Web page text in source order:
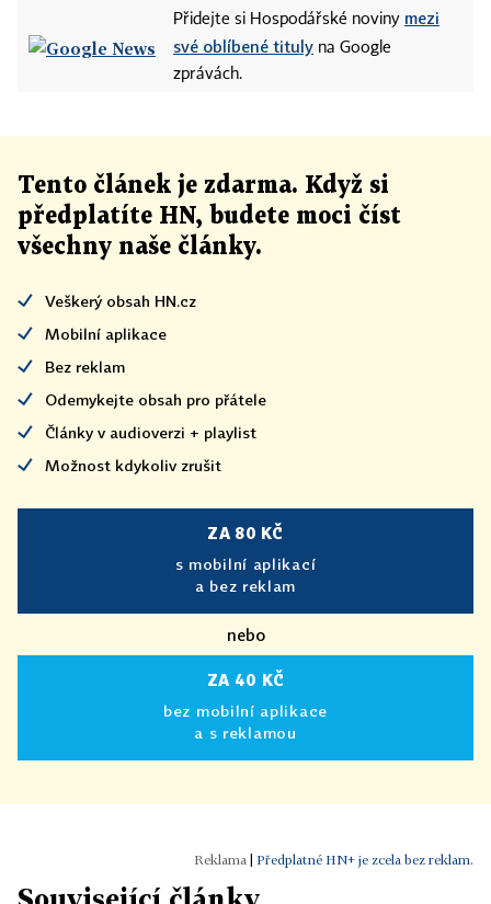
Přidejte si Hospodářské noviny mezi
své oblíbené tituly na Google
zprávách.
Tento článek je zdarma. Když si
předplatíte HN, budete moci číst
všechny naše články.
Veškerý obsah HN.cz
Mobilní aplikace
Bez reklam
Odemykejte obsah pro přátele
Články v audioverzi + playlist
Možnost kdykoliv zrušit
ZA 80 KČ
s mobilní aplikací
a bez reklam
nebo
ZA 40 KČ
bez mobilní aplikace
a s reklamou
Předplatné HN+ je zcela bez reklam.